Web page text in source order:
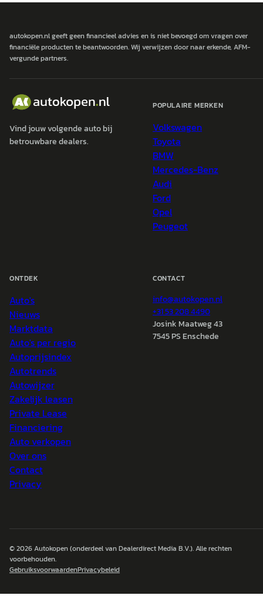
autokopen.nl geeft geen financieel advies en is niet bevoegd om vragen over
financiële producten te beantwoorden. Wij verwijzen door naar erkende, AFM-
vergunde partners.
Vind jouw volgende auto bij
betrouwbare dealers.
POPULAIRE MERKEN
Volkswagen
Toyota
BMW
Mercedes-Benz
Audi
Ford
Opel
Peugeot
ONTDEK
Auto's
Nieuws
Marktdata
Auto's per regio
Autoprijsindex
Autotrends
Autowijzer
Zakelijk leasen
Private Lease
Financiering
Auto verkopen
Over ons
Contact
Privacy
CONTACT
info@autokopen.nl
+31 53 208 4490
Josink Maatweg 43
7545 PS Enschede
© 2026Autokopen(onderdeel van Dealerdirect Media B.V.). Alle rechten
voorbehouden.
GebruiksvoorwaardenPrivacybeleid